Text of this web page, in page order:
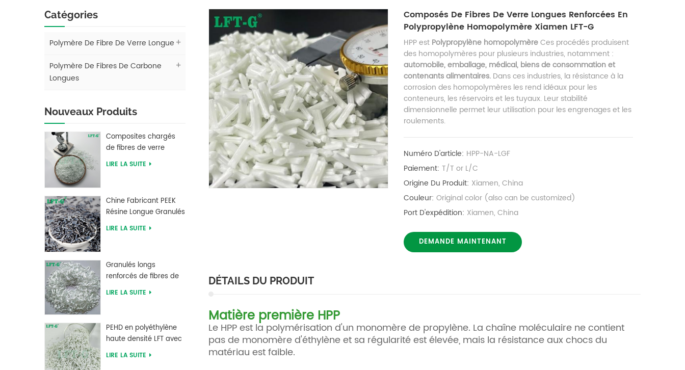
Catégories
Polymère De Fibre De Verre Longue
Polymère De Fibres De Carbone
Longues
Nouveaux Produits
Composites chargés
de fibres de verre
longues en
LIRE LA SUITE
Chine Fabricant PEEK
Résine Longue Granulés
Renforcés De Fibres De
LIRE LA SUITE
Granulés longs
renforcés de fibres de
verre PLA à acide
LIRE LA SUITE
PEHD en polyéthylène
haute densité LFT avec
longue fibre de verre
LIRE LA SUITE
Composés De Fibres De Verre Longues Renforcées En
Polypropylène Homopolymère Xiamen LFT-G
HPP est Polypropylène homopolymèreCes procédés produisent
des homopolymères pour plusieurs industries, notamment :
automobile, emballage, médical, biens de consommation et
contenants alimentaires. Dans ces industries, la résistance à la
corrosion des homopolymères les rend idéaux pour les
conteneurs, les réservoirs et les tuyaux. Leur stabilité
dimensionnelle permet leur utilisation pour les engrenages et les
roulements.
Numéro D'article: HPP-NA-LGF
Paiement: T/T or L/C
Origine Du Produit: Xiamen, China
Couleur: Original color (also can be customized)
Port D'expédition: Xiamen, China
DEMANDE MAINTENANT
DÉTAILS DU PRODUIT
Matière première HPP
Le HPP est la polymérisation d'un monomère de propylène. La chaîne moléculaire ne contient
pas de monomère d'éthylène et sa régularité est élevée, mais la résistance aux chocs du
matériau est faible.